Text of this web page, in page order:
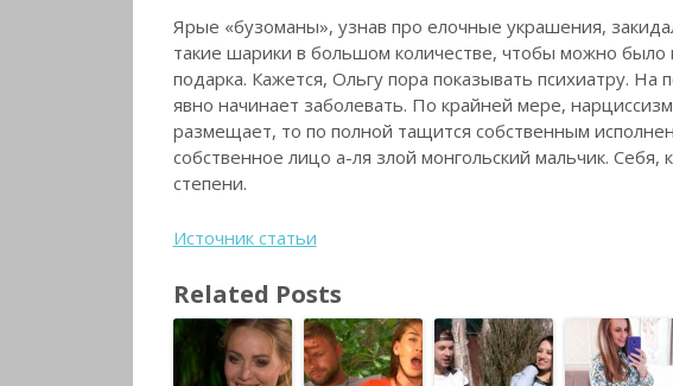
Ярые «бузоманы», узнав про елочные украшения,
такие шарики в большом количестве, чтобы можно было
подарка. Кажется, Ольгу пора показывать психиатру.
явно начинает заболевать. По крайней мере,
размещает, то по полной тащится собственным
собственное лицо а-ля злой монгольский мальчик.
степени.
Источник статьи
Related Posts